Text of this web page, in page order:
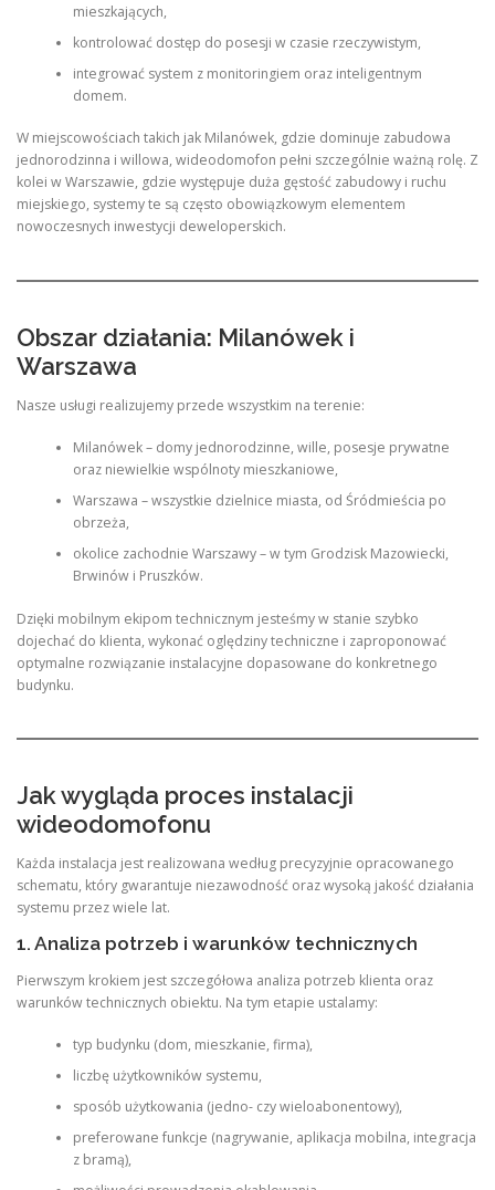
mieszkających,
kontrolować dostęp do posesji w czasie rzeczywistym,
integrować system z monitoringiem oraz inteligentnym
domem.
W miejscowościach takich jak Milanówek, gdzie dominuje zabudowa
jednorodzinna i willowa, wideodomofon pełni szczególnie ważną rolę. Z
kolei w Warszawie, gdzie występuje duża gęstość zabudowy i ruchu
miejskiego, systemy te są często obowiązkowym elementem
nowoczesnych inwestycji deweloperskich.
Obszar działania: Milanówek i
Warszawa
Nasze usługi realizujemy przede wszystkim na terenie:
Milanówek – domy jednorodzinne, wille, posesje prywatne
oraz niewielkie wspólnoty mieszkaniowe,
Warszawa – wszystkie dzielnice miasta, od Śródmieścia po
obrzeża,
okolice zachodnie Warszawy – w tym Grodzisk Mazowiecki,
Brwinów i Pruszków.
Dzięki mobilnym ekipom technicznym jesteśmy w stanie szybko
dojechać do klienta, wykonać oględziny techniczne i zaproponować
optymalne rozwiązanie instalacyjne dopasowane do konkretnego
budynku.
Jak wygląda proces instalacji
wideodomofonu
Każda instalacja jest realizowana według precyzyjnie opracowanego
schematu, który gwarantuje niezawodność oraz wysoką jakość działania
systemu przez wiele lat.
1. Analiza potrzeb i warunków technicznych
Pierwszym krokiem jest szczegółowa analiza potrzeb klienta oraz
warunków technicznych obiektu. Na tym etapie ustalamy:
typ budynku (dom, mieszkanie, firma),
liczbę użytkowników systemu,
sposób użytkowania (jedno- czy wieloabonentowy),
preferowane funkcje (nagrywanie, aplikacja mobilna, integracja
z bramą),